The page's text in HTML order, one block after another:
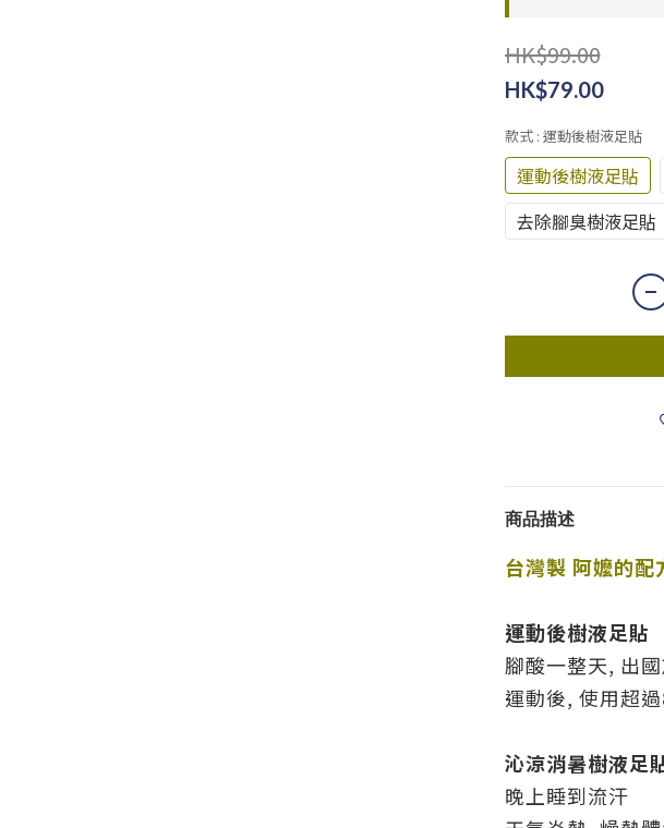
HK$99.00
HK$79.00
款式 : 運動後樹液足貼
運動後樹液足貼
去除腳臭樹液足貼
商品描述
台灣製 阿嬤的
運動後樹液足貼
腳酸一整天, 出
運動後, 使用超
沁涼消暑樹液足
晚上睡到流汗